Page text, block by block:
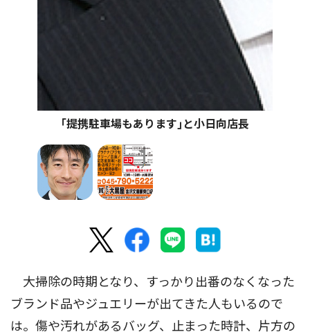
｢提携駐車場もあります｣と小日向店長
大掃除の時期となり、すっかり出番のなくなった
ブランド品やジュエリーが出てきた人もいるので
は。傷や汚れがあるバッグ、止まった時計、片方の